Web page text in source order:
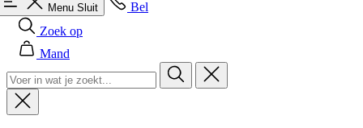
Heren
Alles in categorie Heren